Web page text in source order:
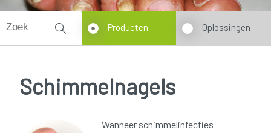
Producten Oplossingen
Schimmelnagels
Wanneer schimmelinfecties